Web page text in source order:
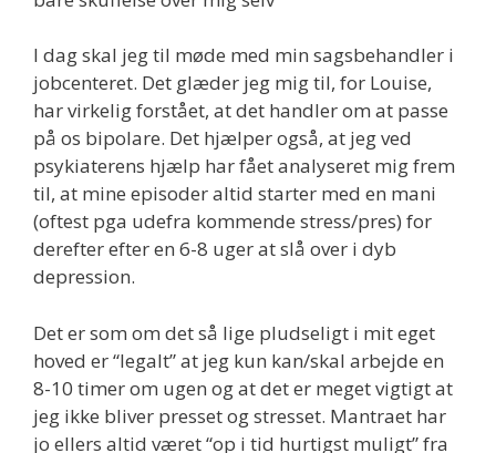
I dag skal jeg til møde med min sagsbehandler i
jobcenteret. Det glæder jeg mig til, for Louise,
har virkelig forstået, at det handler om at passe
på os bipolare. Det hjælper også, at jeg ved
psykiaterens hjælp har fået analyseret mig frem
til, at mine episoder altid starter med en mani
(oftest pga udefra kommende stress/pres) for
derefter efter en 6-8 uger at slå over i dyb
depression.
Det er som om det så lige pludseligt i mit eget
hoved er “legalt” at jeg kun kan/skal arbejde en
8-10 timer om ugen og at det er meget vigtigt at
jeg ikke bliver presset og stresset. Mantraet har
jo ellers altid været “op i tid hurtigst muligt” fra